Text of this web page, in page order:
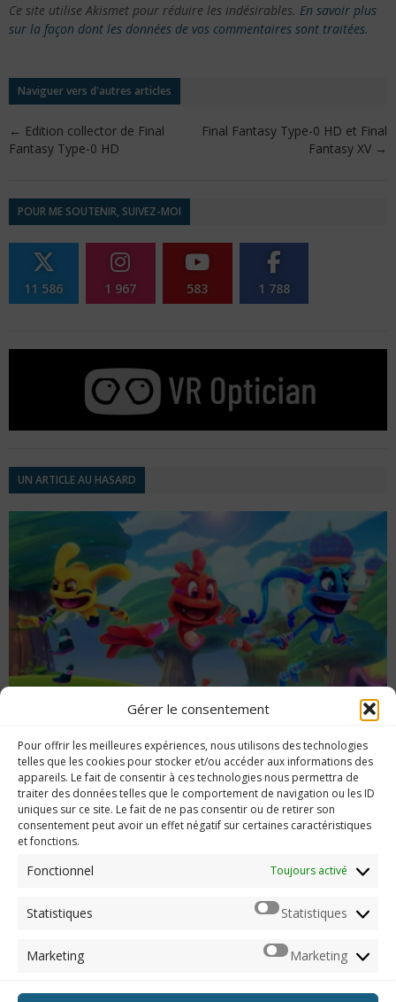
Gérer le consentement
Pour offrir les meilleures expériences, nous utilisons des technologies
telles que les cookies pour stocker et/ou accéder aux informations des
appareils. Le fait de consentir à ces technologies nous permettra de
traiter des données telles que le comportement de navigation ou les ID
uniques sur ce site. Le fait de ne pas consentir ou de retirer son
consentement peut avoir un effet négatif sur certaines caractéristiques
et fonctions.
Fonctionnel Toujours activé
Statistiques Statistiques
Marketing Marketing
Ce site utilise Akismet pour réduire les indésirables. En savoir plus
sur la façon dont les données de vos commentaires sont traitées.
Naviguer vers d'autres articles
← Edition collector de Final
Fantasy Type-0 HD
Final Fantasy Type-0 HD et Final
Fantasy XV →
POUR ME SOUTENIR, SUIVEZ-MOI
11 586 1 967 583 1 788
UN ARTICLE AU HASARD
Guide des trophées de Color Guardians
Imerod.fr est un site traitant de l'univers du jeu vidéo. Toute
reproduction partielle ou complète sans autorisation préalable
Mentions légales
Qui suis-je ?